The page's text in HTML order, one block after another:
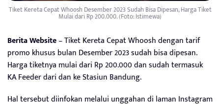
Tiket Kereta Cepat Whoosh Desember 2023 Sudah Bisa Dipesan, Harga Tiket
Mulai dari Rp 200.000. (Foto: Istimewa)
Berita Website– Tiket Kereta Cepat Whoosh dengan tarif
promo khusus bulan Desember 2023 sudah bisa dipesan.
Harga tiketnya mulai dari Rp 200.000 dan sudah termasuk
KA Feeder dari dan ke Stasiun Bandung.
Hal tersebut diinfokan melalui unggahan di laman Instagram